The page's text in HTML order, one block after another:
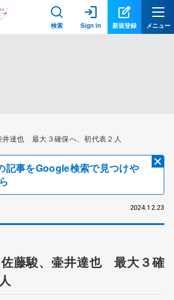
検索 Sign in 新規登録 メニュー
井達也 最大３確保へ、初代表２人
事をGoogle検索で見つけや
2024.12.23
藤駿、壷井達也 最大３確